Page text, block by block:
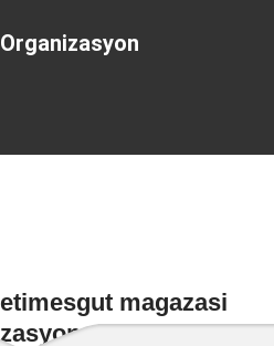
magazasi
istanbul